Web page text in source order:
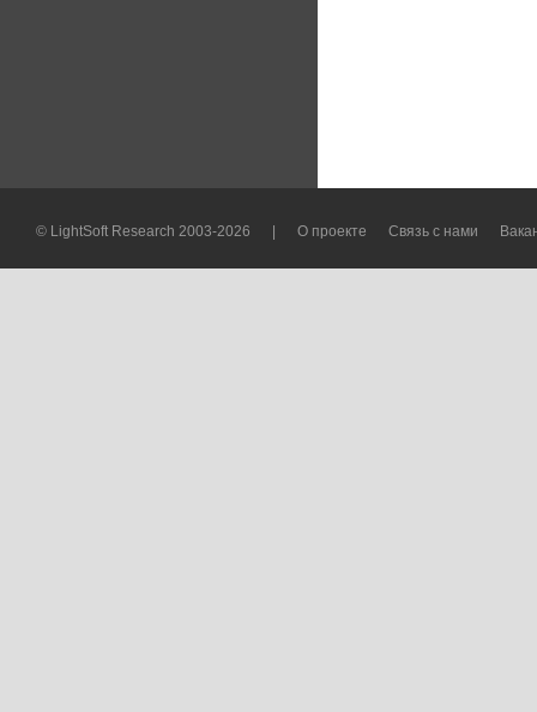
© LightSoft Research 2003-2026 О проекте Связь с нами